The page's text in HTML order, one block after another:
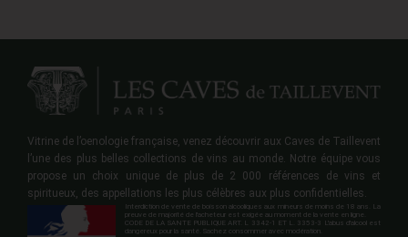
Vitrine de l’oenologie française, venez découvrir aux Caves de Taillevent
l’une des plus belles collections de vins au monde. Notre équipe vous
propose un choix unique de plus de 2 000 références de vins et
spiritueux, des appellations les plus célèbres aux plus confidentielles.
Interdiction de vente de boisson alcooliques aux mineurs de moins de 18 ans. La
preuve de majorité de l'acheteur est exigée au moment de la vente en ligne.
CODE DE LA SANTE PUBLIQUE ART. L 3342-1 ET L. 3353-3 L'abus d'alcool est
dangereux pour la santé. Sachez consommer avec modération.